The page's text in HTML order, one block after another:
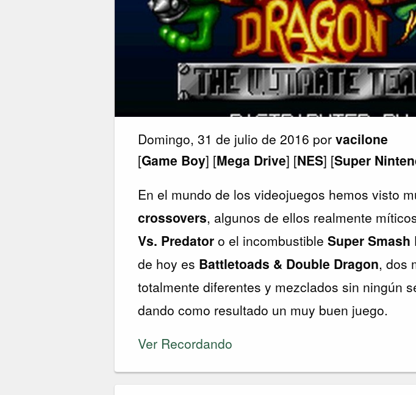
Domingo, 31 de julio de 2016 porvacilone
[Game Boy] [Mega Drive] [NES] [Super
En el mundo de los videojuegos hemos visto
crossovers, algunos de ellos realmente
Vs. Predator o el incombustibleSuper Smash
de hoy es Battletoads & Double Dragon, dos
totalmente diferentes y mezclados sin ningún
dando como resultado un muy buen juego.
Ver Recordando